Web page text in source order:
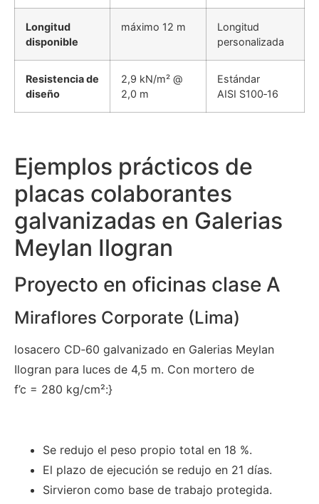
Longitud
disponible
máximo 12 m
Longitud
personalizada
Resistencia de
diseño
2,9 kN/m² @
2,0 m
Estándar
AISI S100‑16
Ejemplos prácticos de
placas colaborantes
galvanizadas en Galerias
Meylan Ilogran
Proyecto en oficinas clase A
Miraflores Corporate (Lima)
losacero CD‑60 galvanizado en Galerias Meylan
Ilogran para luces de 4,5 m. Con mortero de
f’c = 280 kg/cm²:}
Se redujo el peso propio total en 18 %.
El plazo de ejecución se redujo en 21 días.
Sirvieron como base de trabajo protegida.